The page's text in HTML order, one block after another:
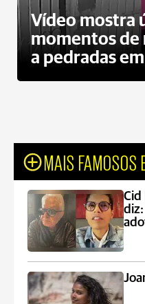
Vídeo mostra
momentos
a pedradas
MAIS FAMOSOS
Cid